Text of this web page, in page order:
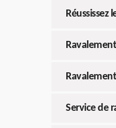
Réussissez
Service de